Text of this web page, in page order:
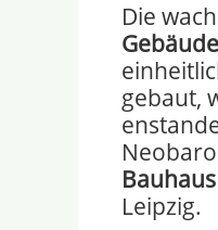
Die
Gebäude
gebaut,
Leipzig.